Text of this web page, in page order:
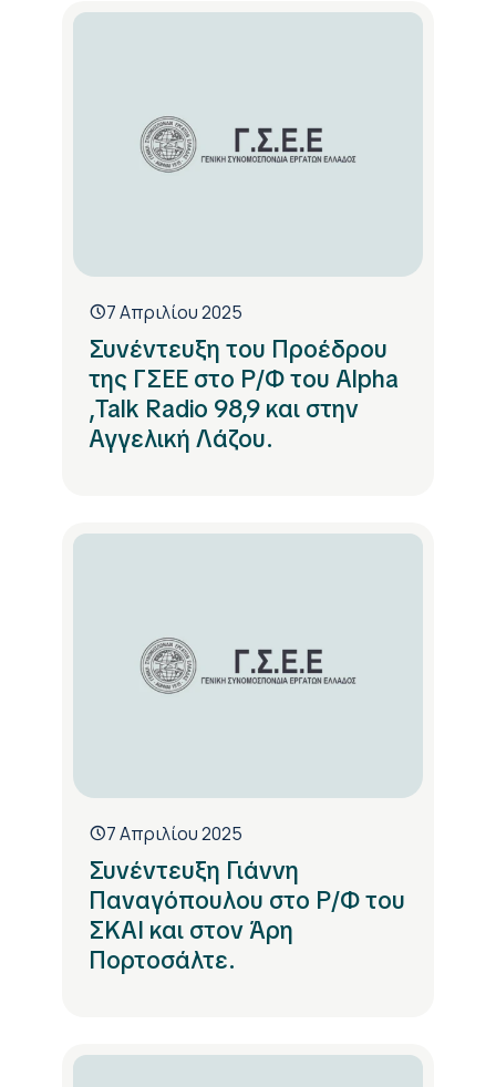
7 Απριλίου 2025
Συνέντευξη του Προέδρου
της ΓΣΕΕ στο Ρ/Φ του Alpha
,Talk Radio 98,9 και στην
Αγγελική Λάζου.
7 Απριλίου 2025
Συνέντευξη Γιάννη
Παναγόπουλου στο Ρ/Φ του
ΣΚΑΙ και στον Άρη
Πορτοσάλτε.